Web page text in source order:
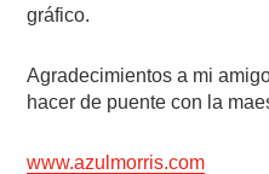
gráfico.
Agradecimientos a mi
hacer de puente con la
www.azulmorris.com